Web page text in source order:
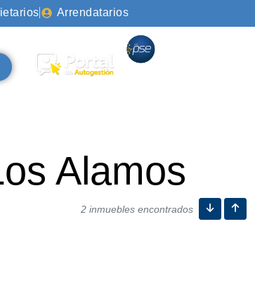
Arrendatarios
Alamos
2 inmuebles encontrados